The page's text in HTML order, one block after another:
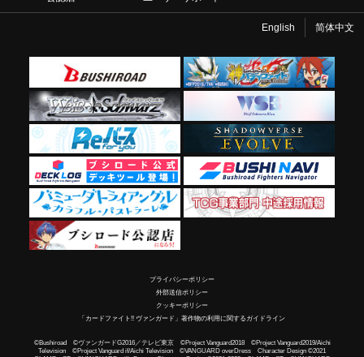
English 简体中文
プライバシーポリシー
外部送信ポリシー
クッキーポリシー
「カードファイト!! ヴァンガード」著作物の利用に関するガイドライン
©Bushiroad ©ヴァンガードG2016／テレビ東京 ©Project Vanguard2018 ©Project Vanguard2019/Aichi
Television ©Project Vanguard if/Aichi Television ©VANGUARD overDress Character Design ©2021